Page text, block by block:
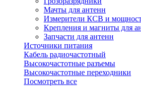
Мачты для антенн
Измерители КСВ и
Крепления и магниты для
Запчасти для антенн
Источники питания
Кабель радиочастотный
Высокочастотные разъемы
Высокочастотные переходники
Посмотреть все